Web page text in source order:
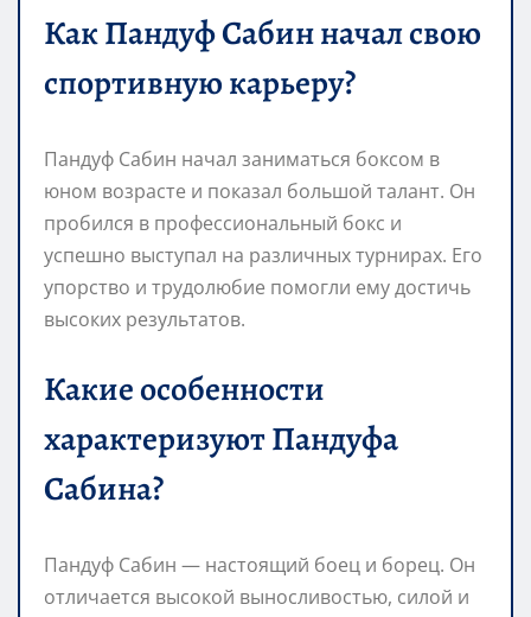
Как Пандуф Сабин начал свою
спортивную карьеру?
Пандуф Сабин начал заниматься боксом в
юном возрасте и показал большой талант. Он
пробился в профессиональный бокс и
успешно выступал на различных турнирах. Его
упорство и трудолюбие помогли ему достичь
высоких результатов.
Какие особенности
характеризуют Пандуфа
Сабина?
Пандуф Сабин — настоящий боец и борец. Он
отличается высокой выносливостью, силой и